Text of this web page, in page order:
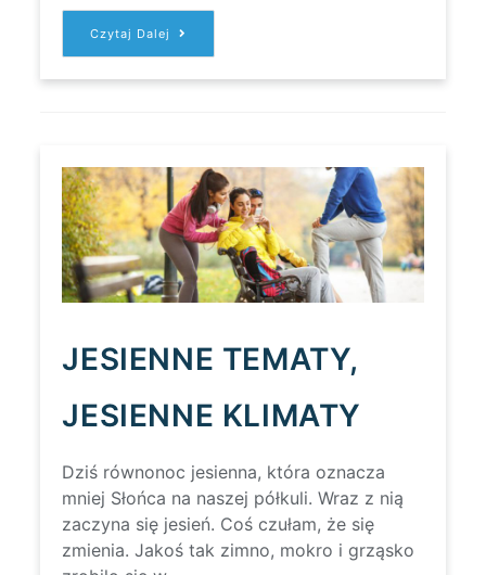
Czytaj Dalej
PO
JESTEM
CI
JESIENNE TEMATY,
JESIENNE KLIMATY
Dziś równonoc jesienna, która oznacza
mniej Słońca na naszej półkuli. Wraz z nią
zaczyna się jesień. Coś czułam, że się
zmienia. Jakoś tak zimno, mokro i grząsko